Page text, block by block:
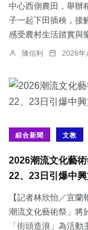
中心西側農田，舉辦
子一起下田插秧，接
感受農村生活踏實與
陳信利 2026年
綜合新聞 文教
2026潮流文化藝
22、23日引爆中
【記者林欣怡／宜
潮流文化藝術祭」將
「街頭造浪」為活